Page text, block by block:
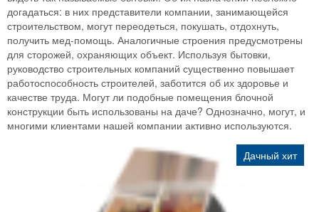
догадаться: в них представители компании, занимающейся
строительством, могут переодеться, покушать, отдохнуть,
получить мед-помощь. Аналогичные строения предусмотрены
для сторожей, охраняющих объект. Используя бытовки,
руководство строительных компаний существенно повышает
работоспособность строителей, заботится об их здоровье и
качестве труда. Могут ли подобные помещения блочной
конструкции быть использованы на даче? Однозначно, могут, и
многими клиентами нашей компании активно используются.
Дачный хит